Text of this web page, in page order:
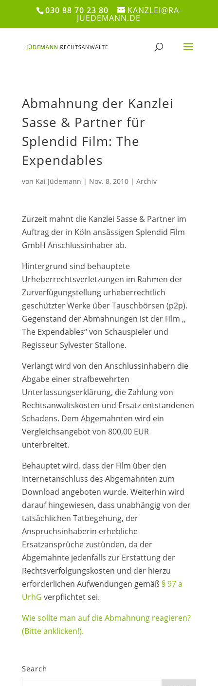
030 88 70 23 80 KANZLEI@RA-
JUEDEMANN.DE
Abmahnung der Kanzlei
Sasse & Partner für
Splendid Film: The
Expendables
von Kai Jüdemann | Nov. 8, 2010| Archiv
Zurzeit mahnt die Kanzlei Sasse & Partner im
Auftrag der in Köln ansässigen Splendid Film
GmbH Anschlussinhaber ab.
Hintergrund sind behauptete
Urheberrechtsverletzungen im Rahmen der
Zurverfügungstellung urheberrechtlich
geschützter Werke über Tauschbörsen (p2p).
Gegenstand der Abmahnungen ist der Film ,,
The Expendables“ von Schauspieler und
Regisseur Sylvester Stallone.
Verlangt wird von den Anschlussinhabern die
Abgabe einer strafbewehrten
Unterlassungserklärung, die Zahlung von
Rechtsanwaltskosten und Ersatz entstandenen
Schadens. Dem Abgemahnten wird ein
Vergleichsangebot von 800,00 EUR
unterbreitet.
Behauptet wird, dass der Film über den
Internetanschluss des Abgemahnten zum
Download angeboten wurde. Weiterhin wird
darauf hingewiesen, dass unabhängig von der
tatsächlichen Tatbegehung, der
Anspruchsinhaberin erhebliche
Ersatzansprüche zustünden, da der
Abgemahnte jedenfalls zur Erstattung der
Rechtsverfolgungskosten und der hierzu
erforderlichen Aufwendungen gemäß § 97 a
UrhG verpflichtet sei.
Wie sollte man auf die Abmahnung reagieren?
(Bitte anklicken!).
Search